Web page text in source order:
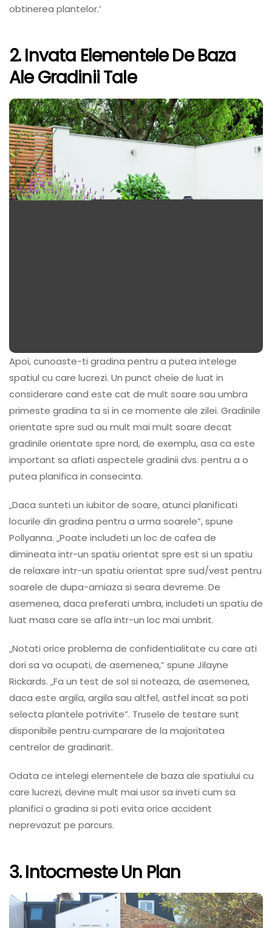
obtinerea plantelor.’
2. Invata Elementele De Baza
Ale Gradinii Tale
Apoi, cunoaste-ti gradina pentru a putea intelege
spatiul cu care lucrezi. Un punct cheie de luat in
considerare cand este cat de mult soare sau umbra
primeste gradina ta si in ce momente ale zilei. Gradinile
orientate spre sud au mult mai mult soare decat
gradinile orientate spre nord, de exemplu, asa ca este
important sa aflati aspectele gradinii dvs. pentru a o
putea planifica in consecinta.
„Daca sunteti un iubitor de soare, atunci planificati
locurile din gradina pentru a urma soarele”, spune
Pollyanna. „Poate includeti un loc de cafea de
dimineata intr-un spatiu orientat spre est si un spatiu
de relaxare intr-un spatiu orientat spre sud/vest pentru
soarele de dupa-amiaza si seara devreme. De
asemenea, daca preferati umbra, includeti un spatiu de
luat masa care se afla intr-un loc mai umbrit.
„Notati orice problema de confidentialitate cu care ati
dori sa va ocupati, de asemenea,” spune Jilayne
Rickards. „Fa un test de sol si noteaza, de asemenea,
daca este argila, argila sau altfel, astfel incat sa poti
selecta plantele potrivite”. Trusele de testare sunt
disponibile pentru cumparare de la majoritatea
centrelor de gradinarit.
Odata ce intelegi elementele de baza ale spatiului cu
care lucrezi, devine mult mai usor sa inveti cum sa
planifici o gradina si poti evita orice accident
neprevazut pe parcurs.
3. Intocmeste Un Plan